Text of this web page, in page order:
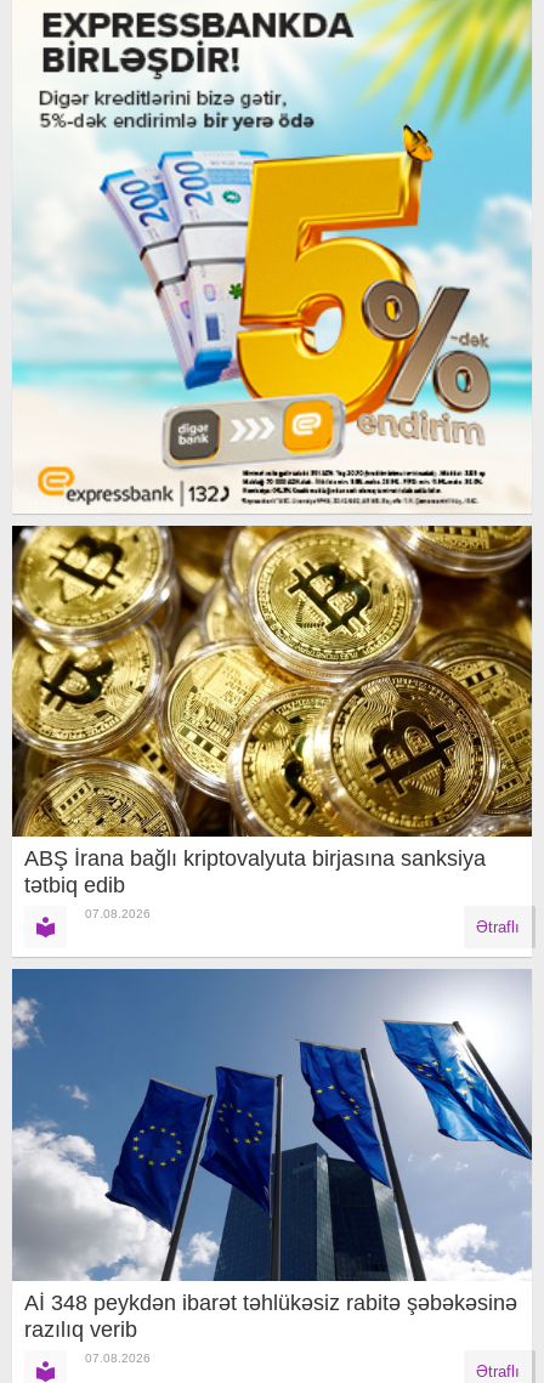
ABŞ İrana bağlı kriptovalyuta birjasına sanksiya
tətbiq edib
07.08.2026
Ətraflı
Aİ 348 peykdən ibarət təhlükəsiz rabitə şəbəkəsinə
razılıq verib
07.08.2026
Ətraflı